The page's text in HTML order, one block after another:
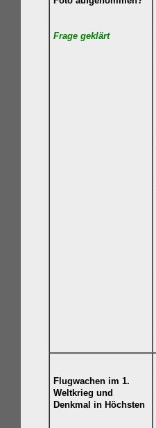
Frage geklärt
Flugwachen im 1.
Weltkrieg und
Denkmal in Höchsten